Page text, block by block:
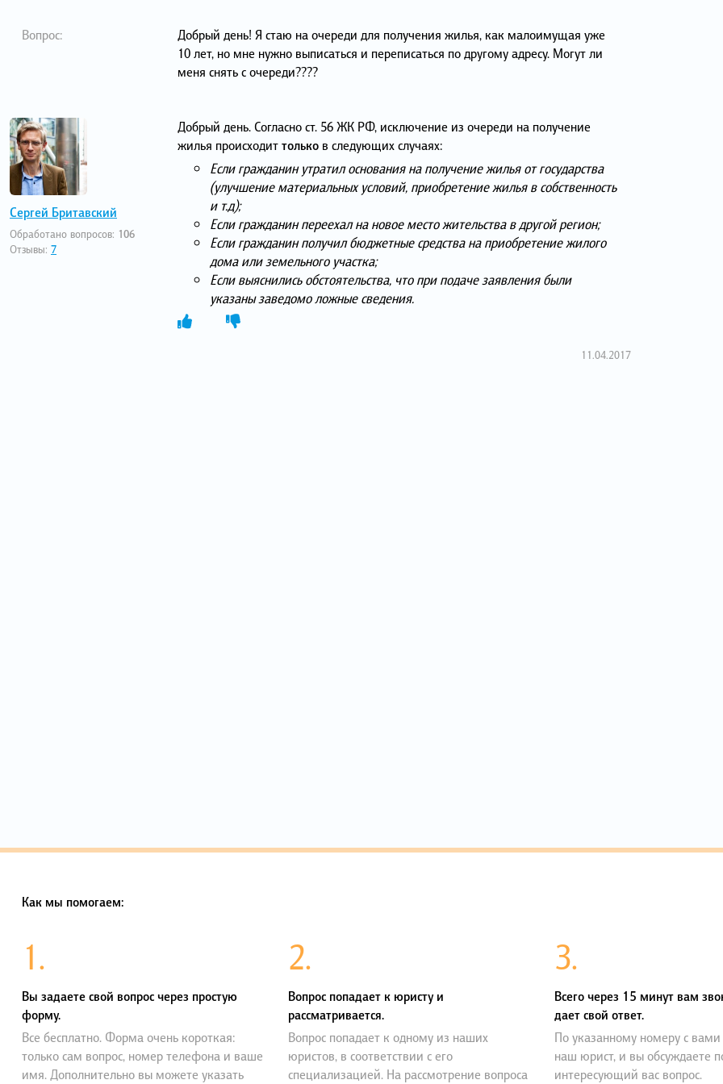
Вопрос:
Добрый день! Я стаю на очереди для получения жилья, как малоимущая уже
10 лет, но мне нужно выписаться и переписаться по другому адресу. Могут ли
меня снять с очереди????
Сергей Бритавский
Обработано вопросов: 106
Отзывы: 7
Добрый день. Согласно ст. 56 ЖК РФ, исключение из очереди на получение
жилья происходиттольков следующих случаях:
Если гражданин утратил основания на получение жилья от государства
(улучшение материальных условий, приобретение жилья в собственность
и т.д);
Если гражданин переехал на новое место жительства в другой регион;
Если гражданин получил бюджетные средства на приобретение жилого
дома или земельного участка;
Если выяснились обстоятельства, что при подаче заявления были
указаны заведомо ложные сведения.
11.04.2017
Как мы помогаем:
1.
Вы задаете свой вопрос через простую
форму.
Все бесплатно. Форма очень короткая:
только сам вопрос, номер телефона и ваше
имя. Дополнительно вы можете указать
2.
Вопрос попадает к юристу и
рассматривается.
Вопрос попадает к одному из наших
юристов, в соответствии с его
специализацией. На рассмотрение вопроса
3.
Всего через 15 минут вам
дает свой ответ.
По указанному номеру с вами
наш юрист, и вы обсуждаете
интересующий вас вопрос.